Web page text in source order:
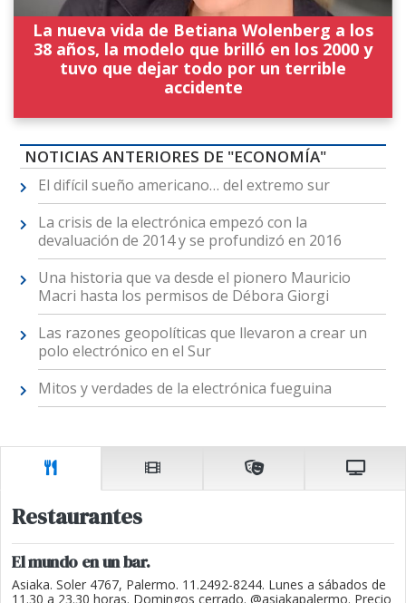
La nueva vida de Betiana Wolenberg a los
38 años, la modelo que brilló en los 2000 y
tuvo que dejar todo por un terrible
accidente
NOTICIAS ANTERIORES DE "ECONOMÍA"
El difícil sueño americano… del extremo sur
La crisis de la electrónica empezó con la
devaluación de 2014 y se profundizó en 2016
Una historia que va desde el pionero Mauricio
Macri hasta los permisos de Débora Giorgi
Las razones geopolíticas que llevaron a crear un
polo electrónico en el Sur
Mitos y verdades de la electrónica fueguina
Restaurantes
El mundo en un bar.
Asiaka. Soler 4767, Palermo. 11.2492-8244. Lunes a sábados de
11.30 a 23.30 horas. Domingos cerrado. @asiakapalermo. Precio